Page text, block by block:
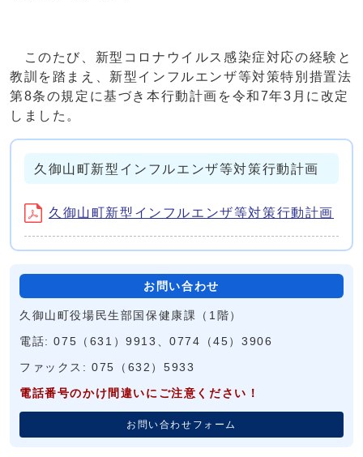
このたび、新型コロナウイルス感染症対応の経験と
教訓を踏まえ、新型インフルエンザ等対策特別措置法
第8条の規定に基づき本行動計画を令和7年3月に改定
しました。
久御山町新型インフルエンザ等対策行動計画
久御山町新型インフルエンザ等対策行動計画
お問い合わせ
久御山町役場民生部国保健康課（1階）
電話: 075（631）9913、0774（45）3906
ファックス: 075（632）5933
電話番号のかけ間違いにご注意ください！
お問い合わせフォーム